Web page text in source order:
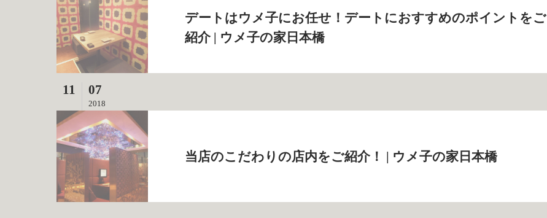
デートはウメ子にお任せ！デートにおすすめのポイントをご
紹介 | ウメ子の家日本橋
11 07
2018
当店のこだわりの店内をご紹介！ | ウメ子の家日本橋